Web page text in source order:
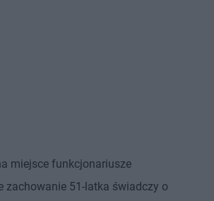
miejsce funkcjonariusze
zachowanie 51-latka świadczy o